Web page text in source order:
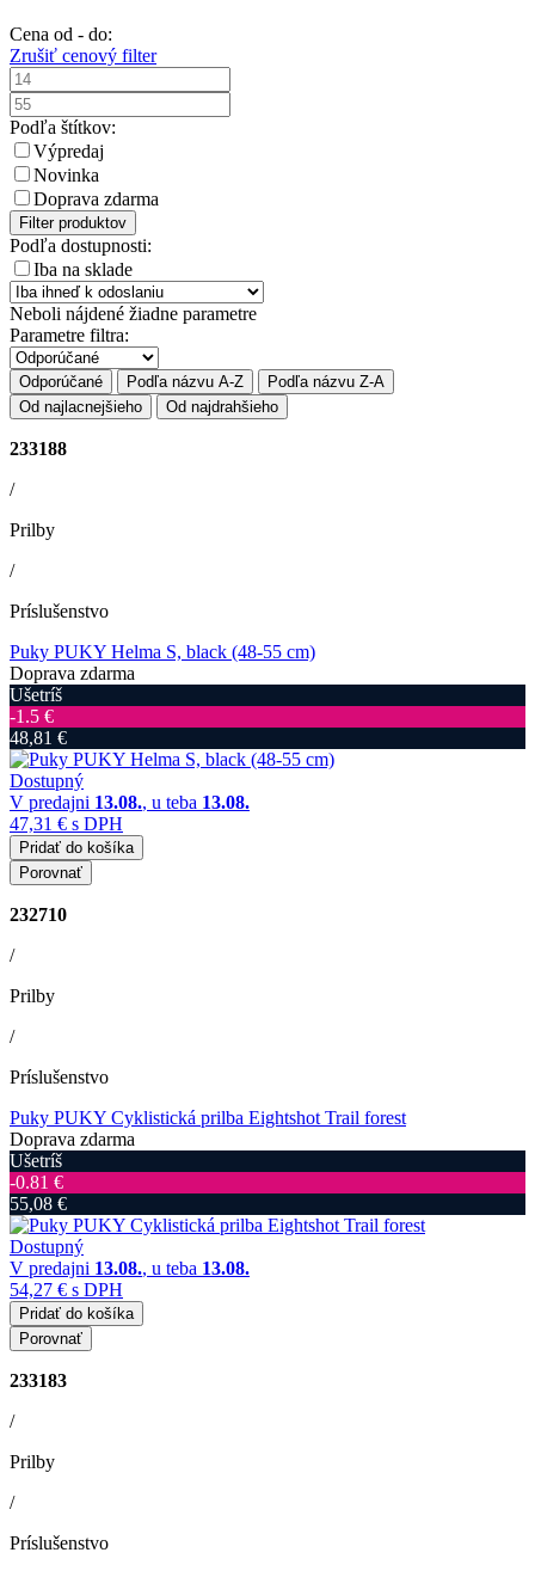
Cena od - do:
Zrušiť cenový filter
Podľa štítkov:
Výpredaj
Novinka
Doprava zdarma
Filter produktov
Podľa dostupnosti:
Iba na sklade
Neboli nájdené žiadne parametre
Parametre filtra:
Odporúčané Podľa názvu A-Z
Podľa názvu Z-A
Od najlacnejšieho
Od najdrahšieho
233188
/
Prilby
/
Príslušenstvo
Puky PUKY Helma S, black (48-55 cm)
Doprava zdarma
Ušetríš
‐1.5 €
48,81 €
Dostupný
V predajni 13.08., u teba 13.08.
47,31 € s DPH
Pridať do košíka
Porovnať
232710
/
Prilby
/
Príslušenstvo
Puky PUKY Cyklistická prilba Eightshot Trail forest
Doprava zdarma
Ušetríš
‐0.81 €
55,08 €
Dostupný
V predajni 13.08., u teba 13.08.
54,27 € s DPH
Pridať do košíka
Porovnať
233183
/
Prilby
/
Príslušenstvo